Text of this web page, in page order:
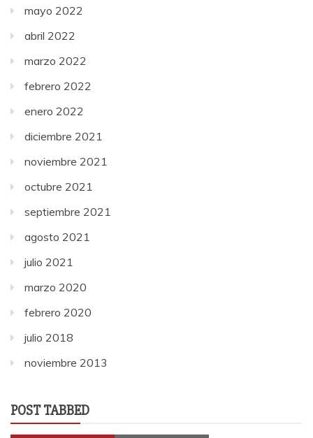
mayo 2022
abril 2022
marzo 2022
febrero 2022
enero 2022
diciembre 2021
noviembre 2021
octubre 2021
septiembre 2021
agosto 2021
julio 2021
marzo 2020
febrero 2020
julio 2018
noviembre 2013
POST TABBED